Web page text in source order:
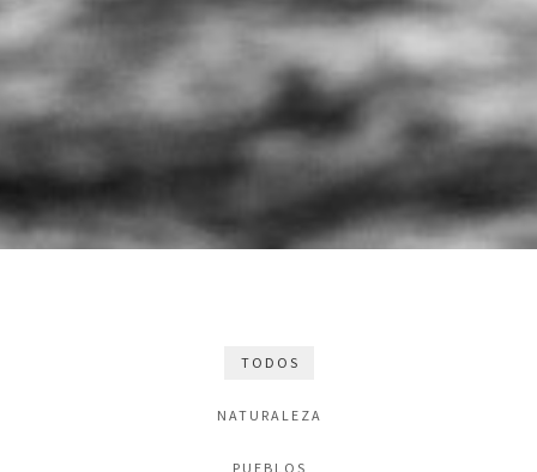
TODOS
NATURALEZA
PUEBLOS